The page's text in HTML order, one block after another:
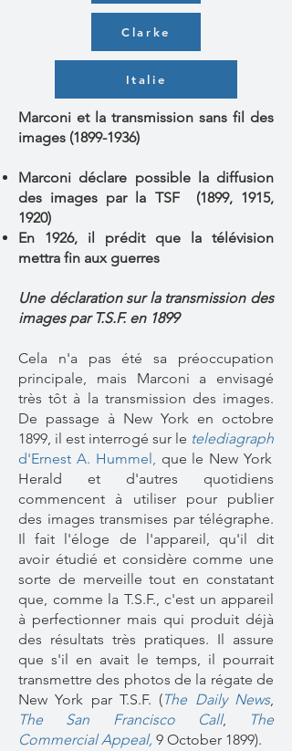
Clarke
Italie
Marconi et la transmission sans fil des
images (1899-1936)
Marconi déclare possible la diffusion
des images par la TSF (1899, 1915,
1920)
En 1926, il prédit que la télévision
mettra fin aux guerres
Une déclaration sur la transmission des
images par T.S.F. en 1899
Cela n'a pas été sa préoccupation
principale, mais Marconi a envisagé
très tôt à la transmission des images.
De passage à New York en octobre
1899, il est interrogé sur le telediagraph
d'Ernest A. Hummel, que le New York
Herald et d'autres quotidiens
commencent à utiliser pour publier
des images transmises par télégraphe.
Il fait l'éloge de l'appareil, qu'il dit
avoir étudié et considère comme une
sorte de merveille tout en constatant
que, comme la T.S.F., c'est un appareil
à perfectionner mais qui produit déjà
des résultats très pratiques. Il assure
que s'il en avait le temps, il pourrait
transmettre des photos de la régate de
New York par T.S.F. (The Daily News,
The San Francisco Call,
The
Commercial Appeal, 9 October 1899).